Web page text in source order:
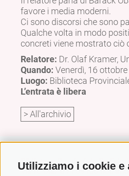
Utilizziamo i cookie e
favore i media moderni.
Ci sono discorsi che sono
Qualche volta in modo
concreti viene mostrato ciò
Relatore: Dr. Olaf Kramer,
Quando: Venerdì, 16
Luogo: Biblioteca
L’entrata è libera
> All'archivio
Biblioteca Provinciale Dr.
Via A.-Diaz 8 / I-39100 Bolzano